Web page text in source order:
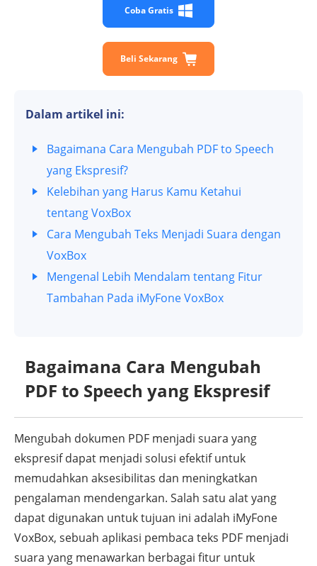
Coba Gratis
Beli Sekarang
Dalam artikel ini:
Bagaimana Cara Mengubah PDF to Speech
yang Ekspresif?
Kelebihan yang Harus Kamu Ketahui
tentang VoxBox
Cara Mengubah Teks Menjadi Suara dengan
VoxBox
Mengenal Lebih Mendalam tentang Fitur
Tambahan Pada iMyFone VoxBox
Bagaimana Cara Mengubah
PDF to Speech yang Ekspresif
Mengubah dokumen PDF menjadi suara yang
ekspresif dapat menjadi solusi efektif untuk
memudahkan aksesibilitas dan meningkatkan
pengalaman mendengarkan. Salah satu alat yang
dapat digunakan untuk tujuan ini adalah iMyFone
VoxBox, sebuah aplikasi pembaca teks PDF menjadi
suara yang menawarkan berbagai fitur untuk